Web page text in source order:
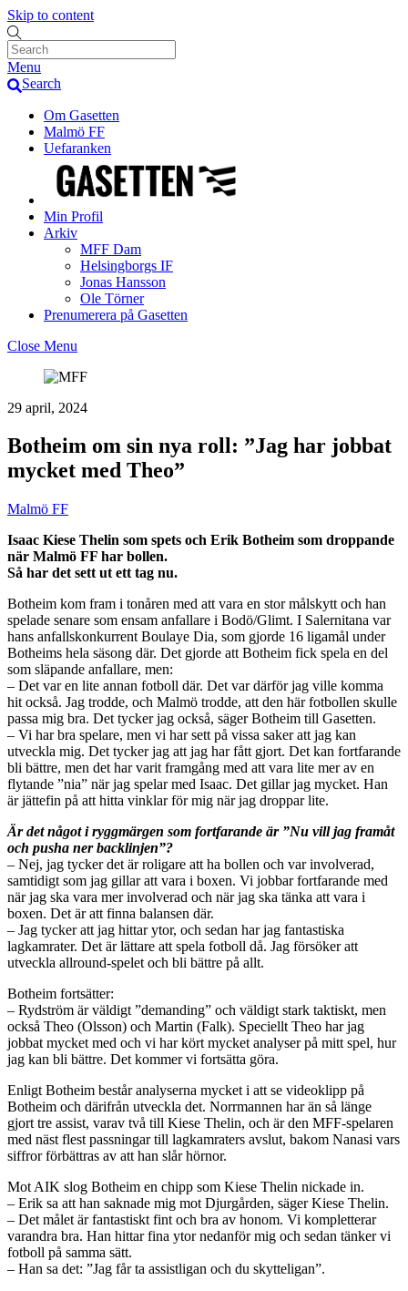
Skip to content
Menu
Search
Om Gasetten
Malmö FF
Uefaranken
Min Profil
Arkiv
MFF Dam
Helsingborgs IF
Jonas Hansson
Ole Törner
Prenumerera på Gasetten
Close Menu
29 april, 2024
Botheim om sin nya roll: ”Jag har jobbat
mycket med Theo”
Malmö FF
Isaac Kiese Thelin som spets och Erik Botheim som droppande
när Malmö FF har bollen.
Så har det sett ut ett tag nu.
Botheim kom fram i tonåren med att vara en stor målskytt och han
spelade senare som ensam anfallare i Bodö/Glimt. I Salernitana var
hans anfallskonkurrent Boulaye Dia, som gjorde 16 ligamål under
Botheims hela säsong där. Det gjorde att Botheim fick spela en del
som släpande anfallare, men:
– Det var en lite annan fotboll där. Det var därför jag ville komma
hit också. Jag trodde, och Malmö trodde, att den här fotbollen skulle
passa mig bra. Det tycker jag också, säger Botheim till Gasetten.
– Vi har bra spelare, men vi har sett på vissa saker att jag kan
utveckla mig. Det tycker jag att jag har fått gjort. Det kan fortfarande
bli bättre, men det har varit framgång med att vara lite mer av en
flytande ”nia” när jag spelar med Isaac. Det gillar jag mycket. Han
är jättefin på att hitta vinklar för mig när jag droppar lite.
Är det något i ryggmärgen som fortfarande är ”Nu vill jag framåt
och pusha ner backlinjen”?
– Nej, jag tycker det är roligare att ha bollen och var involverad,
samtidigt som jag gillar att vara i boxen. Vi jobbar fortfarande med
när jag ska vara mer involverad och när jag ska tänka att vara i
boxen. Det är att finna balansen där.
– Jag tycker att jag hittar ytor, och sedan har jag fantastiska
lagkamrater. Det är lättare att spela fotboll då. Jag försöker att
utveckla allround-spelet och bli bättre på allt.
Botheim fortsätter:
– Rydström är väldigt ”demanding” och väldigt stark taktiskt, men
också Theo (Olsson) och Martin (Falk). Speciellt Theo har jag
jobbat mycket med och vi har kört mycket analyser på mitt spel, hur
jag kan bli bättre. Det kommer vi fortsätta göra.
Enligt Botheim består analyserna mycket i att se videoklipp på
Botheim och därifrån utveckla det. Norrmannen har än så länge
gjort tre assist, varav två till Kiese Thelin, och är den MFF-spelaren
med näst flest passningar till lagkamraters avslut, bakom Nanasi vars
siffror förbättras av att han slår hörnor.
Mot AIK slog Botheim en chipp som Kiese Thelin nickade in.
– Erik sa att han saknade mig mot Djurgården, säger Kiese Thelin.
– Det målet är fantastiskt fint och bra av honom. Vi kompletterar
varandra bra. Han hittar fina ytor nedanför mig och sedan tänker vi
fotboll på samma sätt.
– Han sa det: ”Jag får ta assistligan och du skytteligan”.